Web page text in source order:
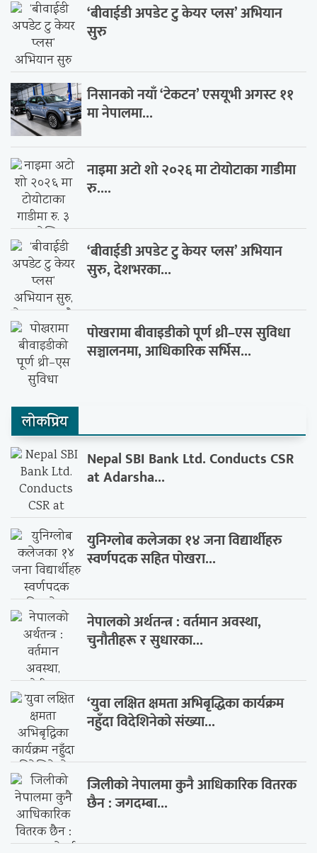
‘बीवाईडी अपडेट टु केयर प्लस’ अभियान
सुरु
निसानको नयाँ ‘टेकटन’ एसयूभी अगस्ट ११
मा नेपालमा...
नाइमा अटो शो २०२६ मा टोयोटाका गाडीमा
रु....
‘बीवाईडी अपडेट टु केयर प्लस’ अभियान
सुरु, देशभरका...
पोखरामा बीवाइडीको पूर्ण थ्री–एस सुविधा
सञ्चालनमा, आधिकारिक सर्भिस...
लाेकप्रिय
Nepal SBI Bank Ltd. Conducts CSR
at Adarsha...
युनिग्लोब कलेजका १४ जना विद्यार्थीहरु
स्वर्णपदक सहित पोखरा...
नेपालको अर्थतन्त्र : वर्तमान अवस्था,
चुनौतीहरू र सुधारका...
‘युवा लक्षित क्षमता अभिबृद्धिका कार्यक्रम
नहुँदा विदेशिनेको संख्या...
जिलीको नेपालमा कुनै आधिकारिक वितरक
छैन : जगदम्बा...